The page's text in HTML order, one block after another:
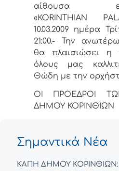
αίθουσα
«KORINTHIAN
10.03.2009 ημέρα
21:00.- Την
θα πλαισιώσει η
όλους μας
Θώδη με την
ΟΙ ΠΡΟΕΔΡΟΙ
ΔΗΜΟΥ ΚΟΡΙΝΘΙΩΝ
Σημαντικά Νέα
ΚΑΠΗ ΔΗΜΟΥ ΚΟΡΙΝΘΙΩΝ: